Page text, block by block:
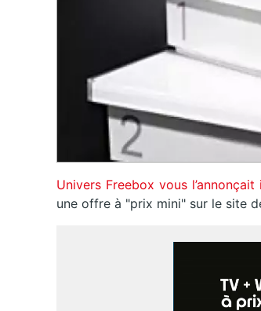
Univers Freebox vous
une offre à "prix mini" sur le site